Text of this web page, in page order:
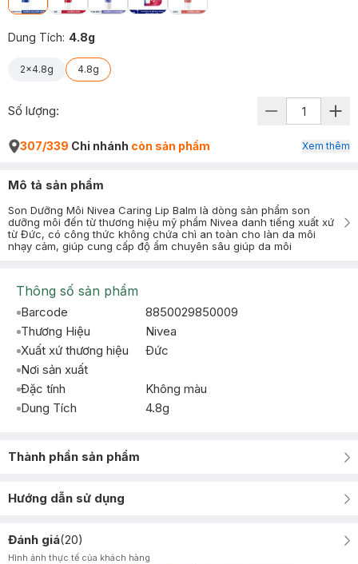
Dung Tích: 4.8g
2x4.8g 4.8g
Số lượng:
307/339 Chi nhánh còn sản phẩm Xem thêm
Mô tả sản phẩm
Son Dưỡng Môi Nivea Caring Lip Balm là dòng sản phẩm son
dưỡng môi đến từ thương hiệu mỹ phẩm Nivea danh tiếng xuất xứ
từ Đức, có công thức không chứa chì an toàn cho làn da môi
nhạy cảm, giúp cung cấp độ ẩm chuyên sâu giúp da môi
Thông số sản phẩm
Barcode
8850029850009
Thương Hiệu
Nivea
Xuất xứ thương hiệu
Ðức
Nơi sản xuất
Đặc tính
Không màu
Dung Tích
4.8g
Thành phần sản phẩm
Hướng dẫn sử dụng
Đánh giá(20)
Hình ảnh thực tế của khách hàng